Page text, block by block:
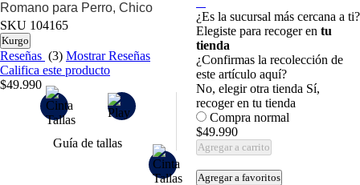
Romano para Perro, Chico
SKU 104165
Kurgo
Reseñas (3) Mostrar Reseñas
Califica este producto
$49.990
Guía de tallas
¿Es la sucursal más cercana a ti?
Elegiste para recoger en tu
tienda
¿Confirmas la recolección de
este artículo aquí?
No, elegir otra tienda Sí,
recoger en tu tienda
Compra normal
$49.990
Agregar a carrito
Agregar a favoritos